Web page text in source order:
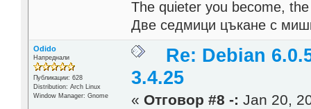
The quieter you become,
Две седмици цъкане с
Odido
Напреднали
Публикации: 628
Distribution: Arch Linux
Window Manager: Gnome
Re: Debian
3.4.25
« Отговор #8 -: Jan 20,